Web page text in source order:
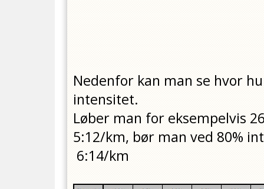
Nedenfor kan man se hvor
intensitet.
Løber man for eksempelvis
5:12/km, bør man ved 80%
6:14/km